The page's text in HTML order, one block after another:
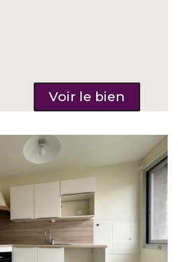
Voir le bien